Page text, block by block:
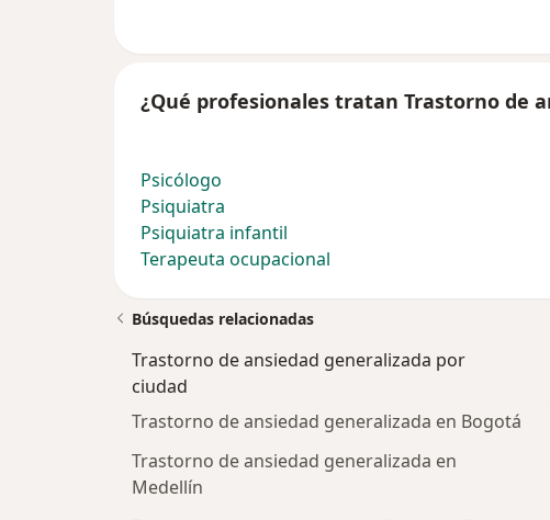
¿Qué profesionales tratan Trastorno de
Psicólogo
Psiquiatra
Psiquiatra infantil
Terapeuta ocupacional
Búsquedas relacionadas
Trastorno de ansiedad generalizada por
ciudad
Trastorno de ansiedad generalizada en Bogotá
Trastorno de ansiedad generalizada en
Medellín